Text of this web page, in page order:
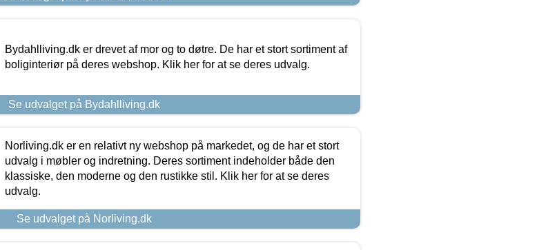
Bydahlliving.dk er drevet af mor og to døtre. De har et stort sortiment af
boliginteriør på deres webshop. Klik her for at se deres udvalg.
Se udvalget på Bydahlliving.dk
Norliving.dk er en relativt ny webshop på markedet, og de har et stort
udvalg i møbler og indretning. Deres sortiment indeholder både den
klassiske, den moderne og den rustikke stil. Klik her for at se deres
udvalg.
Se udvalget på Norliving.dk